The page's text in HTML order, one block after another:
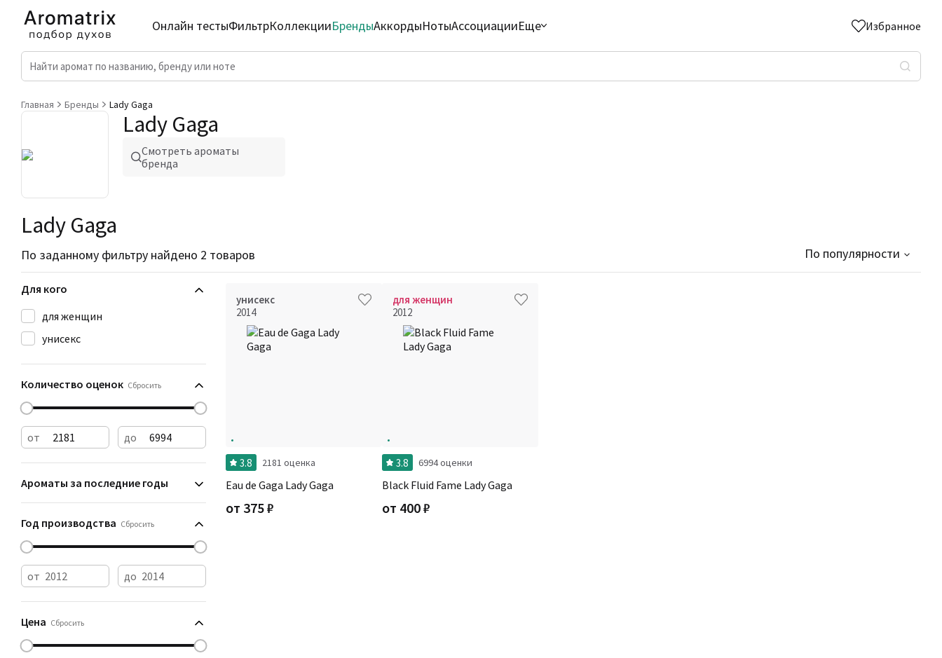
Онлайн тестыФильтрКоллекцииБрендыАккордыНотыАссоциацииЕще Избранное
Главная Бренды Lady Gaga
Lady Gaga
Смотреть ароматы
бренда
Lady Gaga
По заданному фильтру найдено 2 товаров По популярности
Для кого
для женщин
унисекс
Количество оценок Сбросить
от до
Ароматы за последние годы
Год производства Сбросить
от до
Цена Сбросить
унисекс
2014
3.8 2181 оценка
Eau de Gaga Lady Gaga
от 375₽
для женщин
2012
3.8 6994 оценки
Black Fluid Fame Lady Gaga
от 400₽